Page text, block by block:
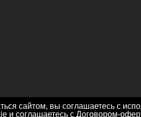
сайтом, вы соглашаетесь с
и соглашаетесь с Договором-